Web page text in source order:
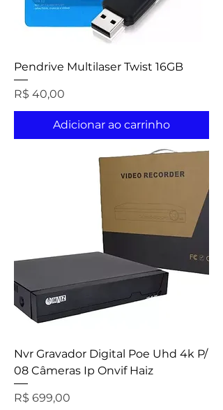
Pendrive Multilaser Twist 16GB
Preço
R$ 40,00
Adicionar ao carrinho
Nvr Gravador Digital Poe Uhd 4k P/
08 Câmeras Ip Onvif Haiz
Preço
R$ 699,00